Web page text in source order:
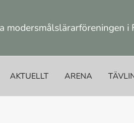
modersmålslärarföreningen i
AKTUELLT ARENA